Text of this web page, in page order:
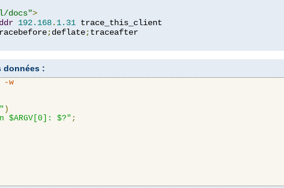
docs">
192.168. 1.31 trace_this_client
;deflate;
données :
w
)
$ARGV[0]: $?" ;